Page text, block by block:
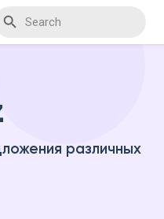
различных